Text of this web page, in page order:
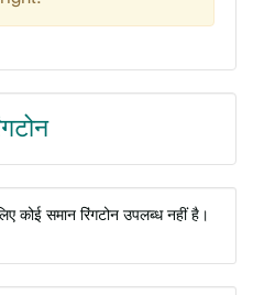
कोई समान रिंगटोन उपलब्ध नहीं है।